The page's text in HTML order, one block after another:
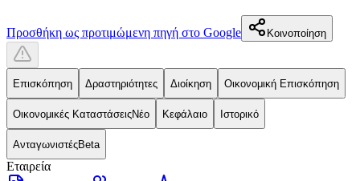
Προσθήκη ως προτιμώμενη πηγή στο Google Κοινοποίηση
Επισκόπηση Δραστηριότητες Διοίκηση Οικονομική Επισκόπηση
Οικονομικές ΚαταστάσειςΝέο Κεφάλαιο Ιστορικό
ΑνταγωνιστέςBeta
Εταιρεία